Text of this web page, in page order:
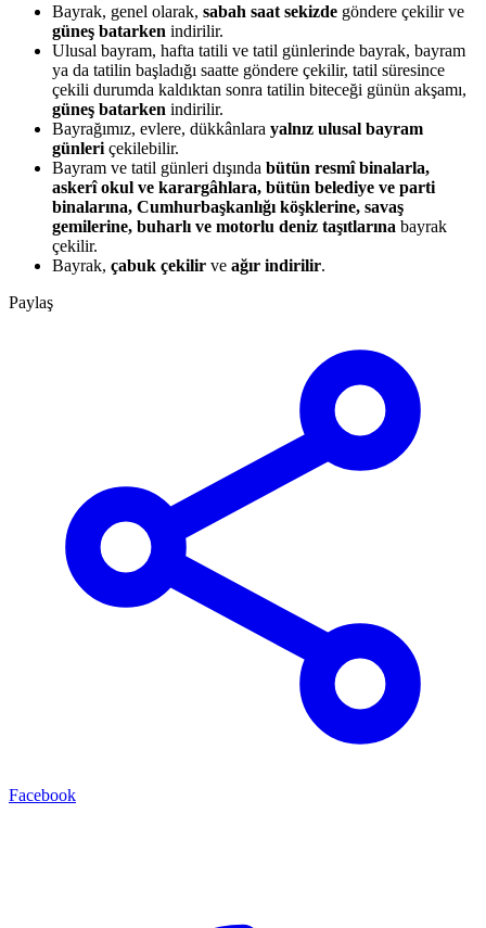
Bayrak, genel olarak, sabah saat sekizde göndere çekilir ve
güneş batarken indirilir.
Ulusal bayram, hafta tatili ve tatil günlerinde bayrak, bayram
ya da tatilin başladığı saatte göndere çekilir, tatil süresince
çekili durumda kaldıktan sonra tatilin biteceği günün akşamı,
güneş batarken indirilir.
Bayrağımız, evlere, dükkânlara yalnız ulusal bayram
günleri çekilebilir.
Bayram ve tatil günleri dışında bütün resmî binalarla,
askerî okul ve karargâhlara, bütün belediye ve parti
binalarına, Cumhurbaşkanlığı köşklerine, savaş
gemilerine, buharlı ve motorlu deniz taşıtlarına bayrak
çekilir.
Bayrak, çabuk çekilir ve ağır indirilir.
Paylaş
Facebook